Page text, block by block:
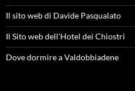
Il sito web di Davide Pasqualato
Il Sito web dell'Hotel dei Chiostri
Dove dormire a Valdobbiadene